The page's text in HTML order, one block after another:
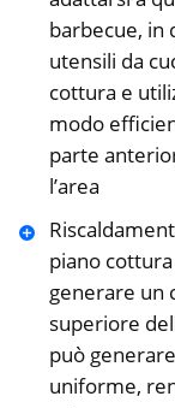
barbecue, in
utensili da
cottura e
modo
parte
l’area
piano
generare un
superiore
può
uniforme,